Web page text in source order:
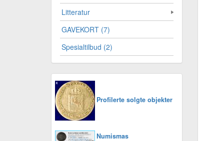
Litteratur
GAVEKORT (7)
Spesialtilbud (2)
Profilerte solgte objekter
Numismas